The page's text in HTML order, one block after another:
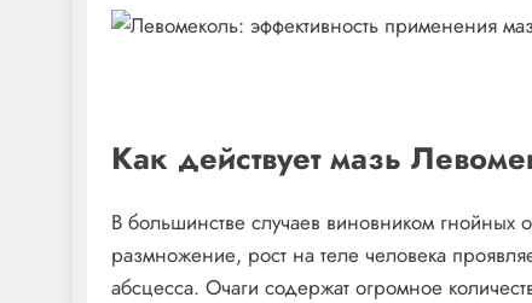
Как действует мазь
В большинстве случаев виновником гнойных
размножение, рост на теле человека
абсцесса. Очаги содержат огромное